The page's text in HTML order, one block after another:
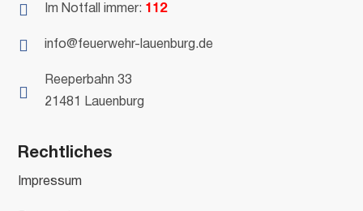
 Im Notfall immer: 112
 info@feuerwehr-lauenburg.de

Reeperbahn 33
21481 Lauenburg
Rechtliches
Impressum